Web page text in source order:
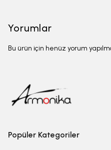
Yorumlar
Bu ürün için henüz yorum
Popüler Kategoriler